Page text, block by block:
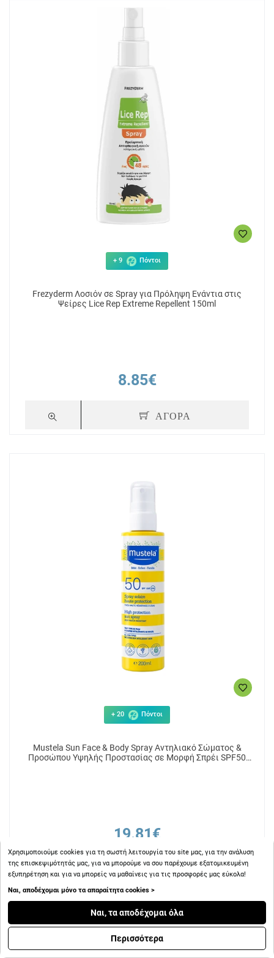
+ 9 Πόντοι
Frezyderm Λοσιόν σε Spray για Πρόληψη Ενάντια στις
Ψείρες Lice Rep Extreme Repellent 150ml
8.85€
ΑΓΟΡΑ
+ 20 Πόντοι
Mustela Sun Face & Body Spray Αντηλιακό Σώματος &
Προσώπου Υψηλής Προστασίας σε Μορφή Σπρέι SPF50
19.81€
ΑΓΟΡΑ
Χρησιμοποιούμε cookies για τη σωστή λειτουργία του site μας, για την ανάλυση
της επισκεψιμότητάς μας, για να μπορούμε να σου παρέχουμε εξατομικευμένη
εξυπηρέτηση και για να μπορείς να μαθαίνεις για τις προσφορές μας εύκολα!
Ναι, αποδέχομαι μόνο τα απαραίτητα cookies >
Ναι, τα αποδέχομαι όλα
Περισσότερα